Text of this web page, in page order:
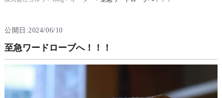
公開日:2024/06/10
至急ワードローブへ！！！